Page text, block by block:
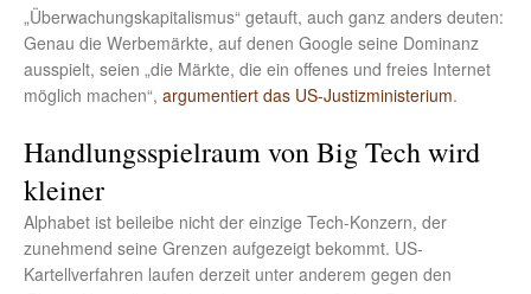
„Überwachungskapitalismus“ getauft, auch ganz anders deuten:
Genau die Werbemärkte, auf denen Google seine Dominanz
ausspielt, seien „die Märkte, die ein offenes und freies Internet
möglich machen“, argumentiert das US-Justizministerium.
Handlungsspielraum von Big Tech wird
kleiner
Alphabet ist beileibe nicht der einzige Tech-Konzern, der
zunehmend seine Grenzen aufgezeigt bekommt. US-
Kartellverfahren laufen derzeit unter anderem gegen den